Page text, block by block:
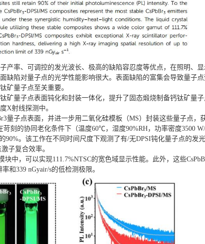
产率、可调控的发光波长、极高的缺陷容忍度等优点，在照明、
缺陷对量子点的光学性能影响很大。表面缺陷的富集会导致量子
矿量子点至关重要。
量子点表面钝化和封装一体化，提升了固态煅烧制备钙钛矿量子
X射线探测中。
量子点表面，并进一步用二氧化硅模板（MS）封装这些量子点，
刻的协同老化条件下（温度60℃，湿度90%RH，功率密度3500
90%。该工作在不同时间尺度下观测了有/无DPSI钝化量子点的发
子复合效率。
中，可以实现111.7%NTSC的宽色域显示性能。此外，这些
和339 nGyair/s的低检测极限。